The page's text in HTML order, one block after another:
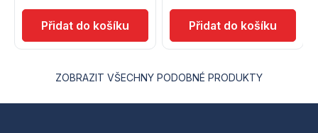
ZOBRAZIT VŠECHNY PODOBNÉ PRODUKTY